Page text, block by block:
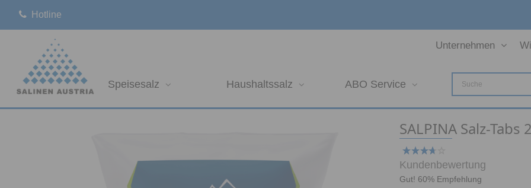
Hotline
Unternehmen
Speisesalz Haushaltssalz ABO Service
SALPINA Salz-Tabs
Kundenbewertung
Gut! 60% Empfehlung